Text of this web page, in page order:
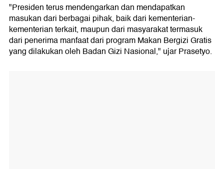
"Presiden terus mendengarkan dan mendapatkan
masukan dari berbagai pihak, baik dari kementerian-
kementerian terkait, maupun dari masyarakat termasuk
dari penerima manfaat dari program Makan Bergizi Gratis
yang dilakukan oleh Badan Gizi Nasional," ujar Prasetyo.